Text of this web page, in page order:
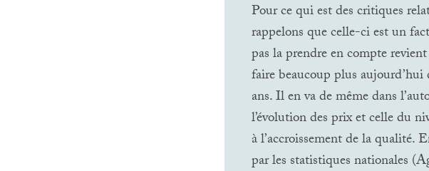
Pour ce qui est des critiques
rappelons que celle-ci est un
pas la prendre en compte
faire beaucoup plus
ans. Il en va de même dans
l’évolution des prix et celle du
à l’accroissement de la qualité.
par les statistiques nationales